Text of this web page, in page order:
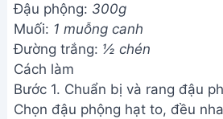
Đậu phộng: 300g
Muối: 1 muỗng canh
Đường trắng: ½ chén
Cách làm
Bước 1. Chuẩn bị và rang đậu
Chọn đậu phộng hạt to, đều